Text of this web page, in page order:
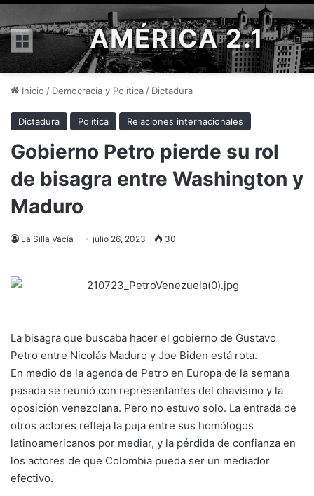
Menú AMÉRICA 2.1
Inicio / Democracia y Política / Dictadura
Dictadura Política Relaciones internacionales
Gobierno Petro pierde su rol
de bisagra entre Washington y
Maduro
La Silla Vacía julio 26, 2023 30
La bisagra que buscaba hacer el gobierno de Gustavo
Petro entre Nicolás Maduro y Joe Biden está rota.
En medio de la agenda de Petro en Europa de la semana
pasada se reunió con representantes del chavismo y la
oposición venezolana. Pero no estuvo solo. La entrada de
otros actores refleja la puja entre sus homólogos
latinoamericanos por mediar, y la pérdida de confianza en
los actores de que Colombia pueda ser un mediador
efectivo.